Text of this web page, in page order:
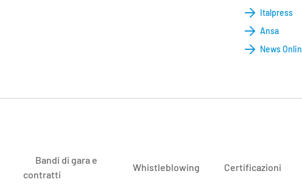
Italpress
Ansa
News
Bandi di gara e
contratti
Whistleblowing Certificazioni